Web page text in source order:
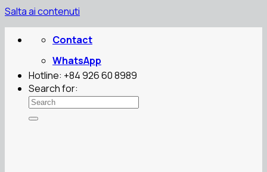
Salta ai contenuti
Contact
WhatsApp
Hotline: +84 926 60 8989
Search for: